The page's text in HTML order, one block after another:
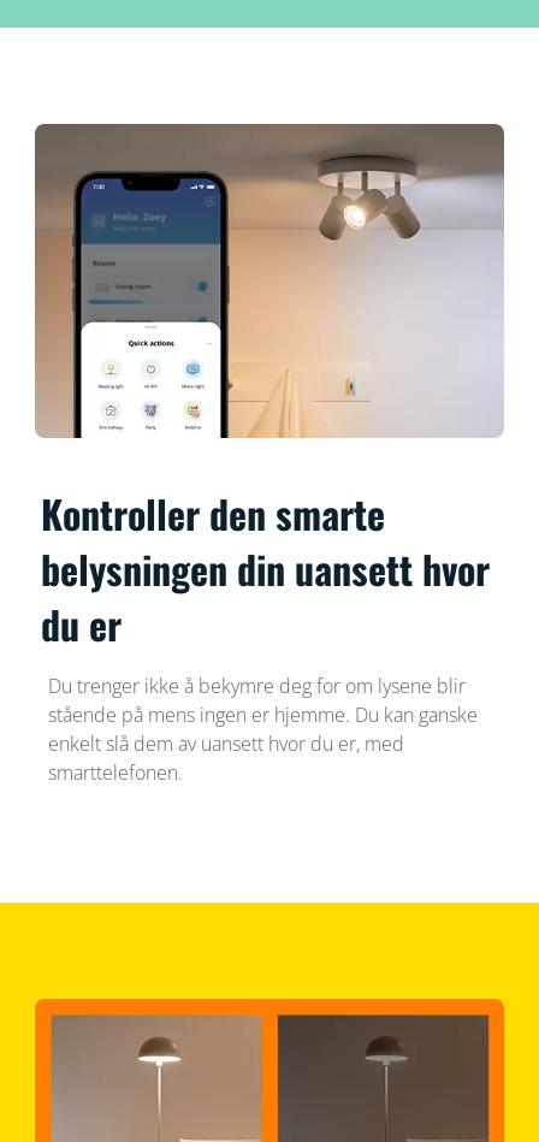
Kontroller den smarte
belysningen din uansett hvor
du er
Du trenger ikke å bekymre deg for om lysene blir
stående på mens ingen er hjemme. Du kan ganske
enkelt slå dem av uansett hvor du er, med
smarttelefonen.